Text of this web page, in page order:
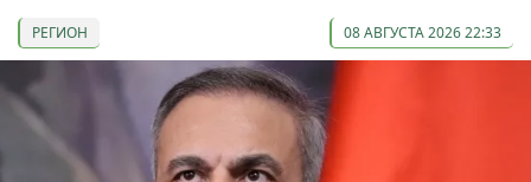
РЕГИОН 08 АВГУСТА 2026 22:33